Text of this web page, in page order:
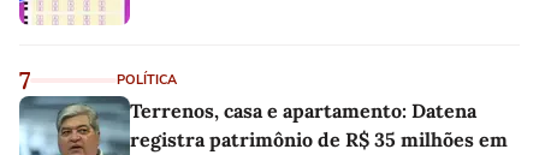
7 POLÍTICA
Terrenos, casa e apartamento: Datena
registra patrimônio de R$ 35 milhões em